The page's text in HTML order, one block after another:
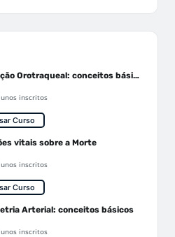
Intubação Orotraqueal: conceitos básicos
inscritos
Curso
vitais sobre a Morte
inscritos
Curso
Arterial: conceitos básicos
inscritos